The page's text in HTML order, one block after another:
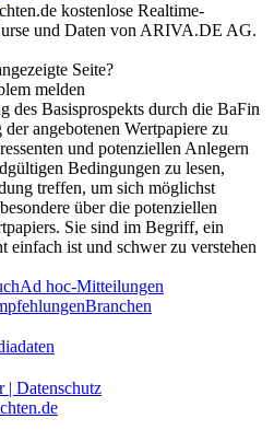
kostenlose Realtime-
und Daten von ARIVA.DE AG.
Seite?
melden
des Basisprospekts durch die BaFin
angebotenen Wertpapiere zu
und potenziellen Anlegern
Bedingungen zu lesen,
treffen, um sich möglichst
über die potenziellen
Sie sind im Begriff, ein
einfach ist und schwer zu verstehen
Ad hoc-Mitteilungen
Branchen
| Datenschutz